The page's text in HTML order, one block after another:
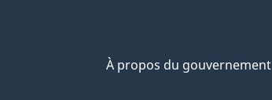
À propos du gouvernement